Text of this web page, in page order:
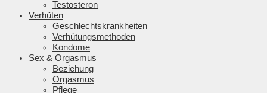
Testosteron
Verhüten
Geschlechtskrankheiten
Verhütungsmethoden
Kondome
Sex & Orgasmus
Beziehung
Orgasmus
Pflege